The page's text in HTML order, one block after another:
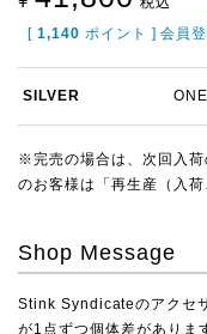
[ 1,140 ポイント ] 会員
SILVER
※完売の場合は、次回入荷
のお客様は「再生産（入
Shop Message
Stink Syndicateのアクセ
が1点ずつ個体差がありま